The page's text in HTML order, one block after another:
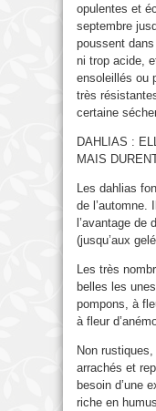
opulentes et
septembre
poussent
ni trop acide,
ensoleillés ou
très
certaine
DAHLIAS :
MAIS
Les dahlias
de l’automne.
l’avantage de
(jusqu’aux
Les très
belles les
pompons, à
à fleur
Non
arrachés et
besoin d’une
riche en